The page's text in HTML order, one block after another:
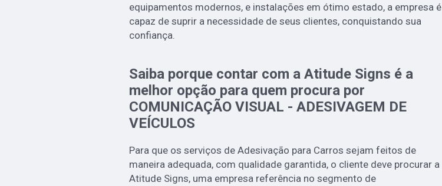
equipamentos modernos, e instalações em ótimo estado, a empresa é
capaz de suprir a necessidade de seus clientes, conquistando sua
confiança.
Saiba porque contar com a Atitude Signs é a
melhor opção para quem procura por
COMUNICAÇÃO VISUAL - ADESIVAGEM DE
VEÍCULOS
Para que os serviços de Adesivação para Carros sejam feitos de
maneira adequada, com qualidade garantida, o cliente deve procurar a
Atitude Signs, uma empresa referência no segmento de